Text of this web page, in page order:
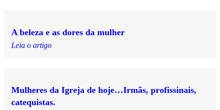
A beleza e as dores da mulher
Leia o artigo
Mulheres da Igreja de hoje…Irmãs, profissinais,
catequistas.